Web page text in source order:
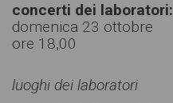
concerti dei laboratori:
domenica 23 ottobre
ore 18,00
luoghi dei laboratori